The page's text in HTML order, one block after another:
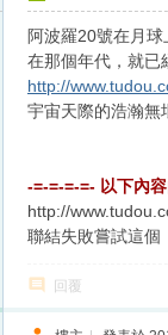
阿波羅20號在月
在那個年代，就已
http://
宇宙天際的浩瀚無
-=-=-=-=- 以下內
http://
聯結失敗嘗試這個
回覆